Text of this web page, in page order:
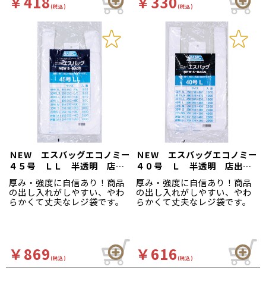
(税込) (税込)
ＮEW エスバッグエコノミー
４５号 ＬＬ 半透明 店
出 １００枚入
厚み・強度に自信あり！商品
の出し入れがしやすい、やわ
らかくて丈夫なレジ袋です。
￥869(税込)
ＮEW エスバッグエコノミー
４０号 Ｌ 半透明 店出
１００枚入
厚み・強度に自信あり！商品
の出し入れがしやすい、やわ
らかくて丈夫なレジ袋です。
￥616(税込)